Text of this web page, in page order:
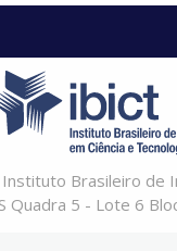
Instituto Brasileiro de
Quadra 5 - Lote 6